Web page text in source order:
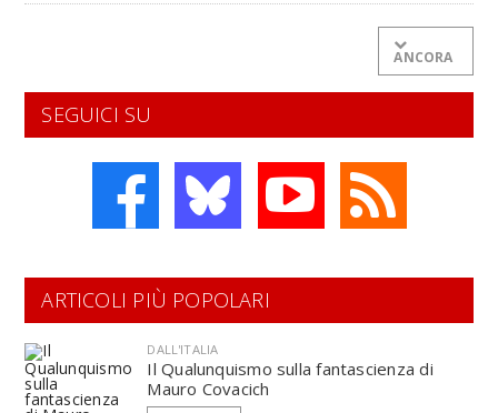
ANCORA
SEGUICI SU
ARTICOLI PIÙ POPOLARI
DALL'ITALIA
Il Qualunquismo sulla fantascienza di
Mauro Covacich